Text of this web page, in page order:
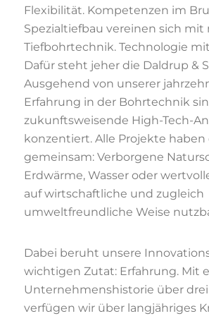
Flexibilität. Kompetenzen im
Spezialtiefbau vereinen sich
Tiefbohrtechnik. Technologie
Dafür steht jeher die Daldrup &
Ausgehend von unserer
Erfahrung in der Bohrtechnik
zukunftsweisende High-Tech-
konzentiert. Alle Projekte haben
gemeinsam: Verborgene
Erdwärme, Wasser oder
auf wirtschaftliche und zugleich
umweltfreundliche Weise
Dabei beruht unsere
wichtigen Zutat: Erfahrung. Mit
Unternehmenshistorie über
verfügen wir über langjähriges